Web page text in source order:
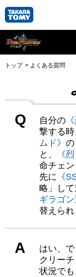
トップ よくある質問
Q 自分の
撃する
ムド》
と、
《
命チェン
先に 《
略」して
ギラゴン
替えられ
A
はい、で
クリー
状況で